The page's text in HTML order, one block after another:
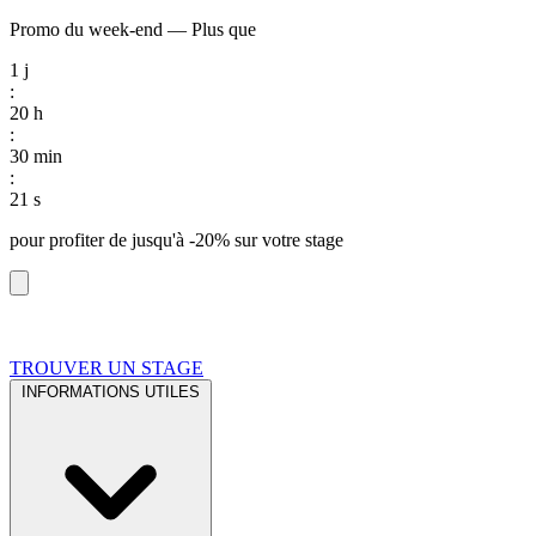
Promo du week-end — Plus que
1 j
:
20 h
:
30 min
:
20 s
pour profiter de jusqu'à -20% sur votre stage
TROUVER UN STAGE
INFORMATIONS UTILES